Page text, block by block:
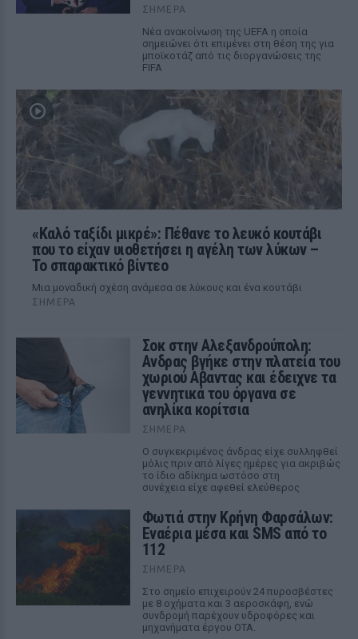
ΣΉΜΕΡΑ
Νέα ανακοίνωση της UEFA η οποία
σημειώνει ότι επιμένει στη θέση της για
μποϊκοτάζ από τις διοργανώσεις της
FIFA
«Καλό ταξίδι μικρέ»: Πέθανε το λευκό κουτάβι
που το είχαν υιοθετήσει η αγέλη των λύκων –
Το σπαρακτικό βίντεο
Μια μοναδική σχέση ανάμεσα σε λύκους και ένα κουτάβι
ΣΉΜΕΡΑ
Σοκ στην Αλεξανδρούπολη:
Ανδρας βγήκε στην πλατεία του
χωριού Αβαντας και έδειχνε τα
γεννητικά του όργανα σε
ανηλίκα κορίτσια
ΣΉΜΕΡΑ
Ο συγκεκριμένος άνδρας είχε συλληφθεί
μόλις πριν από λίγες ημέρες για ακριβώς
το ίδιο αδίκημα ωστόσο στη
συνέχεια είχε αφεθεί ελεύθερος
Φωτιά στην Κρήνη Φαρσάλων:
Εναέρια μέσα και SMS από το
112
ΣΉΜΕΡΑ
Στο σημείο επιχειρούν 24 πυροσβέστες
με 8 οχήματα και 3 αεροσκάφη, ενώ
συνδρομή παρέχουν υδροφόρες και
μηχανήματα έργου ΟΤΑ.